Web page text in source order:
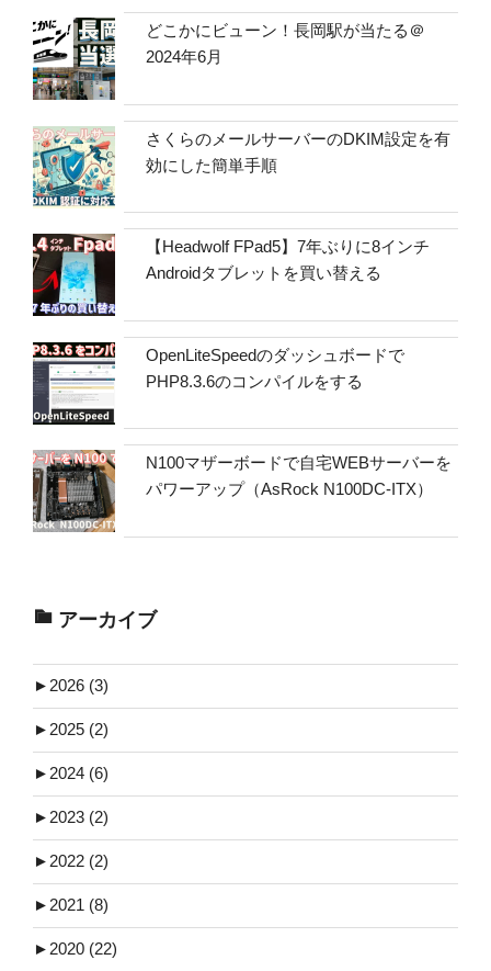
どこかにビューン！長岡駅が当たる＠
2024年6月
さくらのメールサーバーのDKIM設定を有
効にした簡単手順
【Headwolf FPad5】7年ぶりに8インチ
Androidタブレットを買い替える
OpenLiteSpeedのダッシュボードで
PHP8.3.6のコンパイルをする
N100マザーボードで自宅WEBサーバーを
パワーアップ（AsRock N100DC-ITX）
アーカイブ
►2026 (3)
►2025 (2)
►2024 (6)
►2023 (2)
►2022 (2)
►2021 (8)
►2020 (22)